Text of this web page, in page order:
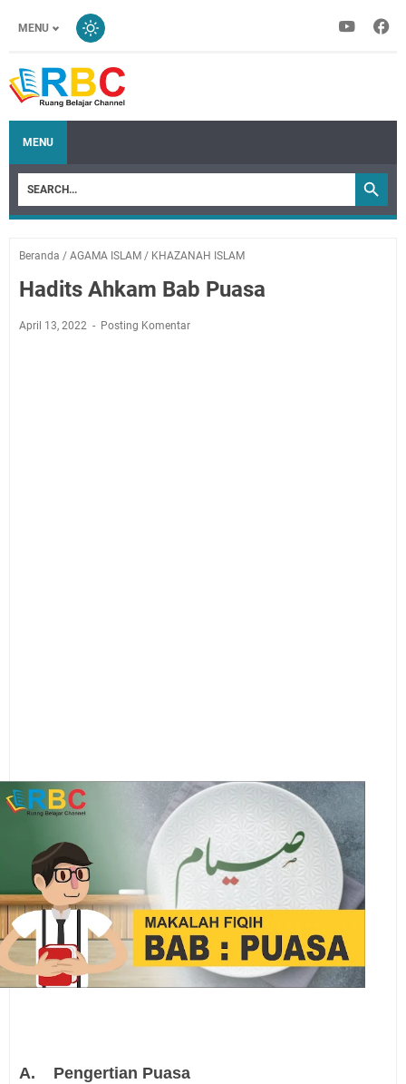
MENU
MENU
Beranda / AGAMA ISLAM / KHAZANAH ISLAM
Hadits Ahkam Bab Puasa
April 13, 2022 Posting Komentar
A. Pengertian Puasa